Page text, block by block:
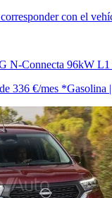
con el
N-Connecta 96kW L1
336 €/mes *Gasolina